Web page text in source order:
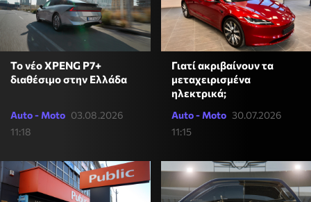
Το νέο XPENG P7+
διαθέσιμο στην Ελλάδα
Auto - Moto 03.08.2026
11:18
Γιατί ακριβαίνουν τα
μεταχειρισμένα
ηλεκτρικά;
Auto - Moto 30.07.2026
11:15